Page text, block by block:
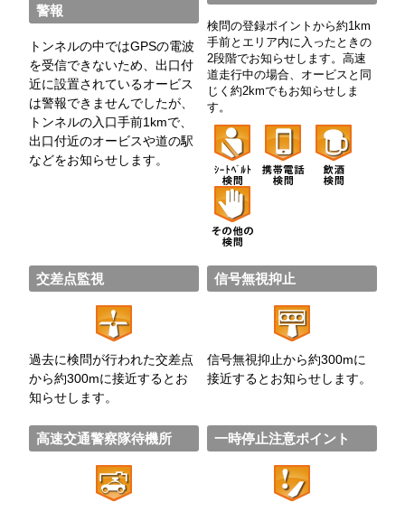
警報
トンネルの中ではGPSの電波
を受信できないため、出口付
近に設置されているオービス
は警報できませんでしたが、
トンネルの入口手前1kmで、
出口付近のオービスや道の駅
などをお知らせします。
検問の登録ポイントから約1km
手前とエリア内に入ったときの
2段階でお知らせします。高速
道走行中の場合、オービスと同
じく約2kmでもお知らせしま
す。
交差点監視
過去に検問が行われた交差点
から約300mに接近するとお
知らせします。
信号無視抑止
信号無視抑止から約300mに
接近するとお知らせします。
高速交通警察隊待機所 一時停止注意ポイント